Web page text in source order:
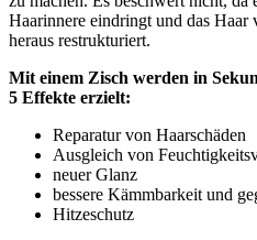
Haarinnere eindringt und das Haar
heraus restrukturiert.
Mit einem Zisch werden in
5 Effekte erzielt:
Reparatur von Haarschäden
Ausgleich von
neuer Glanz
bessere Kämmbarkeit und
Hitzeschutz